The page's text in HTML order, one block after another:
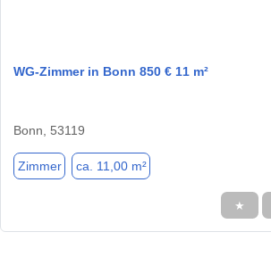
WG-Zimmer in Bonn 850 € 11 m²
Bonn, 53119
Zimmer ca. 11,00 m²
★